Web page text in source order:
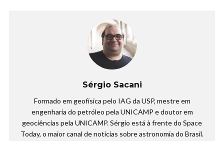
Sérgio Sacani
Formado em geofísica pelo IAG da USP, mestre em
engenharia do petróleo pela UNICAMP e doutor em
geociências pela UNICAMP. Sérgio está à frente do Space
Today, o maior canal de notícias sobre astronomia do Brasil.